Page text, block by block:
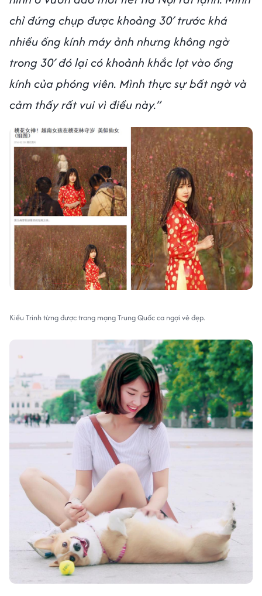
chỉ đứng chụp được khoảng 30′ trước khá
nhiều ống kính máy ảnh nhưng không ngờ
trong 30′ đó lại có khoảnh khắc lọt vào ống
kính của phóng viên. Mình thực sự bất ngờ và
cảm thấy rất vui vì điều này.”
Kiều Trinh từng được trang mạng Trung Quốc ca ngợi vẻ đẹp.